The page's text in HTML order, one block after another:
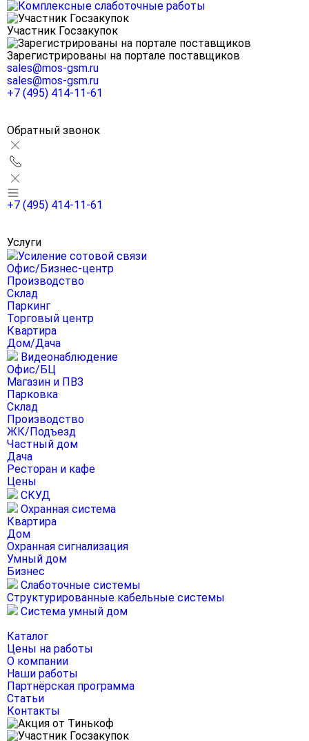
Участник Госзакупок
Зарегистрированы на портале поставщиков
sales@mos-gsm.ru
sales@mos-gsm.ru
+7 (495) 414-11-61
Обратный звонок
+7 (495) 414-11-61
Услуги
Усиление сотовой связи
Офис/Бизнес-центр
Производство
Склад
Паркинг
Торговый центр
Квартира
Дом/Дача
Видеонаблюдение
Офис/БЦ
Магазин и ПВЗ
Парковка
Склад
Производство
ЖК/Подъезд
Частный дом
Дача
Ресторан и кафе
Цены
СКУД
Охранная система
Квартира
Дом
Охранная сигнализация
Умный дом
Бизнес
Слаботочные системы
Структурированные кабельные системы
Система умный дом
Каталог
Цены на работы
О компании
Наши работы
Партнёрская программа
Статьи
Контакты